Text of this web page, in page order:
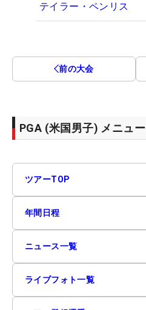
テイラー・ペンリス
前の大会
PGA (米国男子) メニュー
ツアーTOP
年間日程
ニュース一覧
ライブフォト一覧